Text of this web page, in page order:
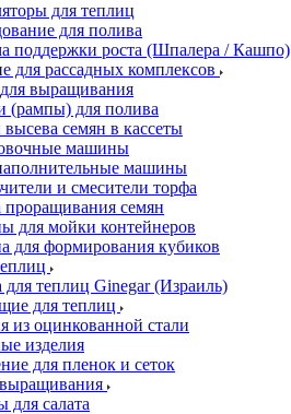
для теплиц
для полива
поддержки роста (Шпалера / Кашпо)
для рассадных комплексов
выращивания
(рампы) для полива
семян в кассеты
машины
машины
и смесители торфа
проращивания семян
для мойки контейнеров
для формирования кубиков
для теплиц Ginegar (Израиль)
для теплиц
из оцинкованной стали
изделия
для пленок и сеток
для салата